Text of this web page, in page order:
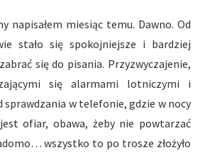
napisałem miesiąc temu. Dawno. Od
stało się spokojniejsze i bardziej
się do pisania. Przyzwyczajenie,
się alarmami lotniczymi i
sprawdzania w telefonie, gdzie w nocy
ofiar, obawa, żeby nie powtarzać
wszystko to po trosze złożyło